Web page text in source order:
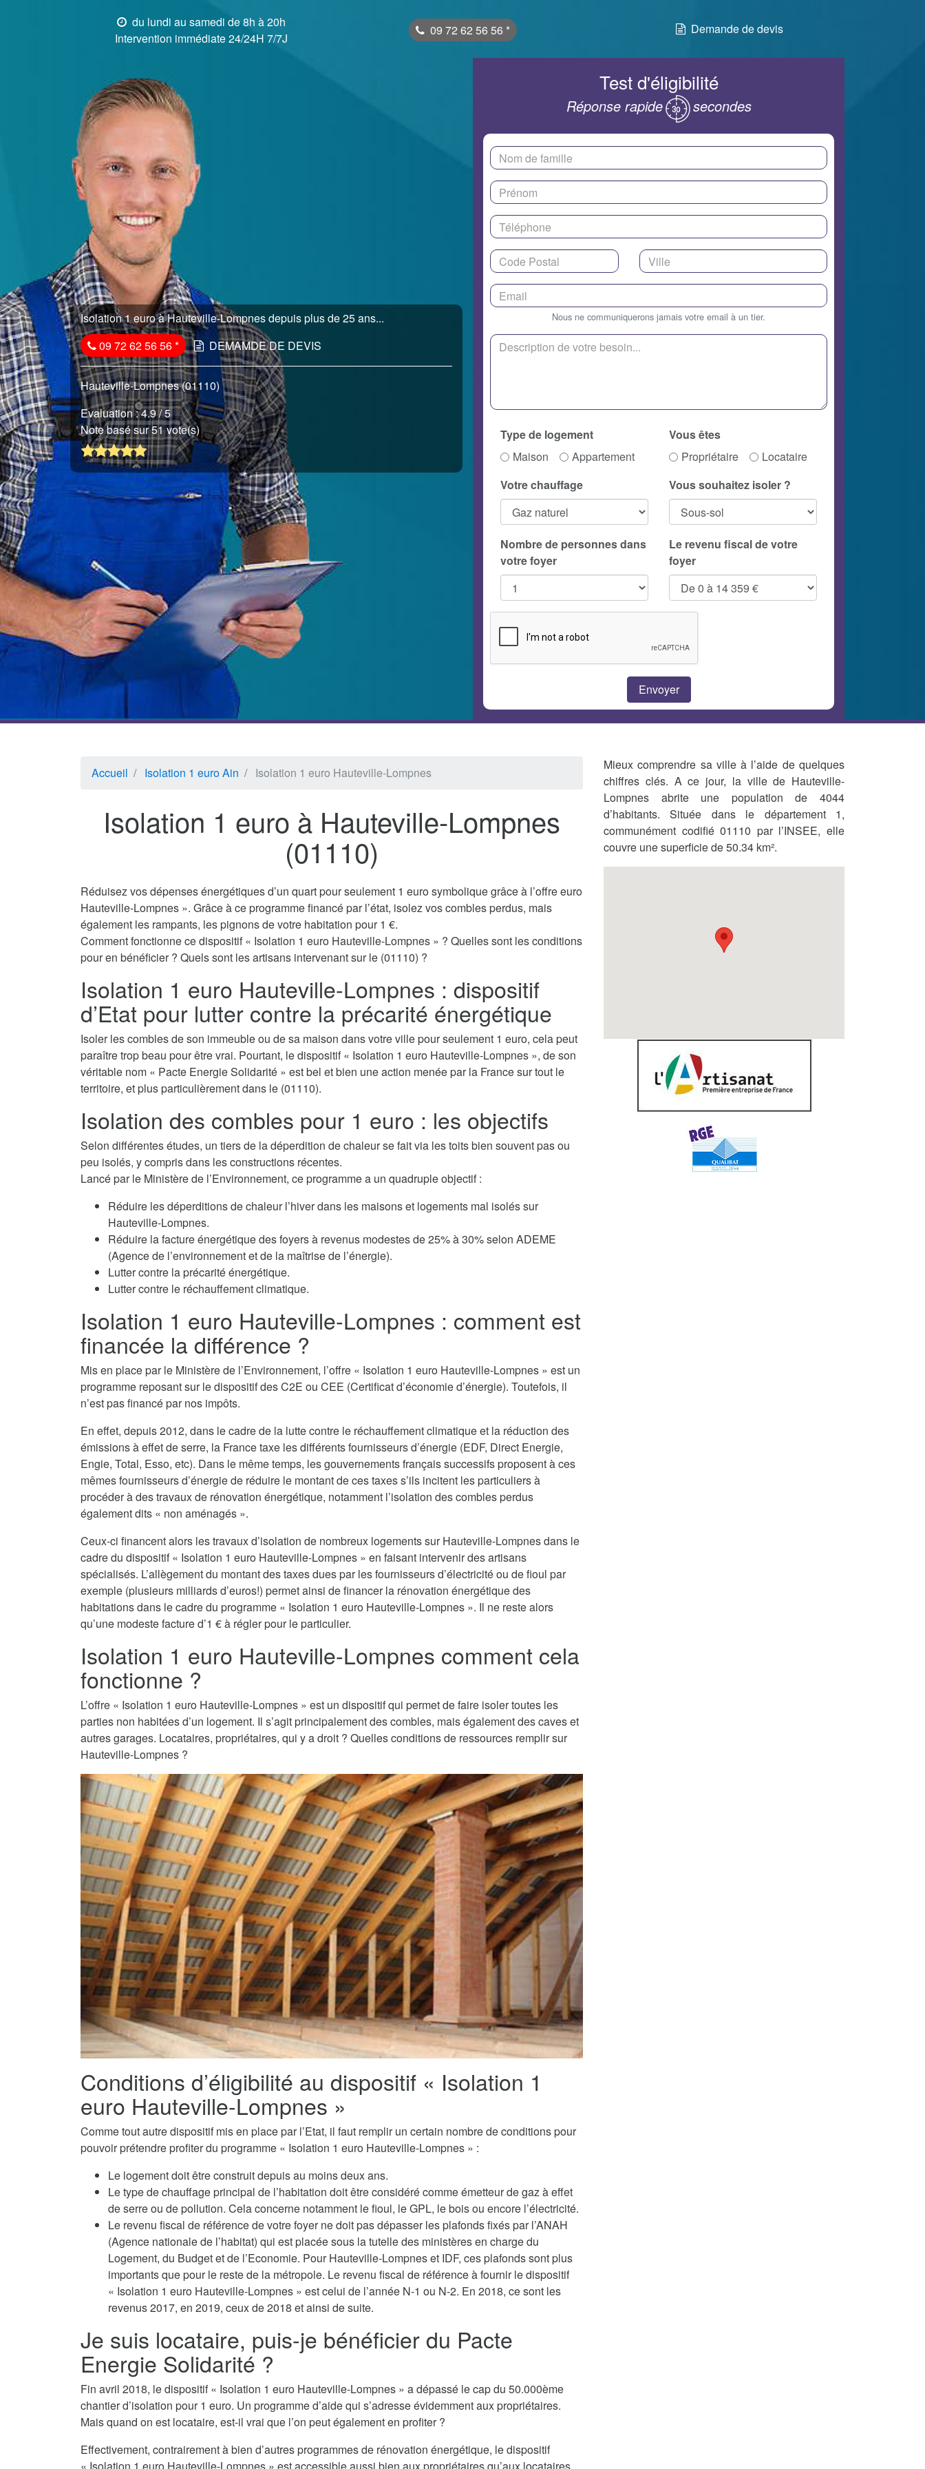
du lundi au samedi de 8h à 20h
Intervention immédiate 24/24H 7/7J
09 72 62 56 56 * Demande de devis
Isolation 1 euro à Hauteville-Lompnes depuis plus de 25 ans...
09 72 62 56 56* DEMAMDE DE DEVIS
Hauteville-Lompnes (01110)
Evaluation :4.9/ 5
Note basé sur 51 vote(s)
Test d'éligibilité
Réponse rapide secondes
Nous ne communiquerons jamais votre email à un tier.
Type de logement
Maison
Appartement
Vous êtes
Propriétaire
Locataire
Votre chauffage
Vous souhaitez isoler ?
Nombre de personnes dans
votre foyer
Le revenu fiscal de votre
foyer
Accueil Isolation 1 euro Ain Isolation 1 euro Hauteville-Lompnes
Isolation 1 euro à Hauteville-Lompnes
(01110)
Réduisez vos dépenses énergétiques d’un quart pour seulement 1 euro symbolique grâce à l’offre euro
Hauteville-Lompnes ». Grâce à ce programme financé par l’état, isolez vos combles perdus, mais
également les rampants, les pignons de votre habitation pour 1 €.
Comment fonctionne ce dispositif « Isolation 1 euro Hauteville-Lompnes » ? Quelles sont les conditions
pour en bénéficier ? Quels sont les artisans intervenant sur le (01110) ?
Isolation 1 euro Hauteville-Lompnes : dispositif
d’Etat pour lutter contre la précarité énergétique
Isoler les combles de son immeuble ou de sa maison dans votre ville pour seulement 1 euro, cela peut
paraître trop beau pour être vrai. Pourtant, le dispositif « Isolation 1 euro Hauteville-Lompnes », de son
véritable nom « Pacte Energie Solidarité » est bel et bien une action menée par la France sur tout le
territoire, et plus particulièrement dans le (01110).
Isolation des combles pour 1 euro : les objectifs
Selon différentes études, un tiers de la déperdition de chaleur se fait via les toits bien souvent pas ou
peu isolés, y compris dans les constructions récentes.
Lancé par le Ministère de l’Environnement, ce programme a un quadruple objectif :
Réduire les déperditions de chaleur l’hiver dans les maisons et logements mal isolés sur
Hauteville-Lompnes.
Réduire la facture énergétique des foyers à revenus modestes de 25% à 30% selon ADEME
(Agence de l’environnement et de la maîtrise de l’énergie).
Lutter contre la précarité énergétique.
Lutter contre le réchauffement climatique.
Isolation 1 euro Hauteville-Lompnes : comment est
financée la différence ?
Mis en place par le Ministère de l’Environnement, l’offre « Isolation 1 euro Hauteville-Lompnes » est un
programme reposant sur le dispositif des C2E ou CEE (Certificat d’économie d’énergie). Toutefois, il
n’est pas financé par nos impôts.
En effet, depuis 2012, dans le cadre de la lutte contre le réchauffement climatique et la réduction des
émissions à effet de serre, la France taxe les différents fournisseurs d’énergie (EDF, Direct Energie,
Engie, Total, Esso, etc). Dans le même temps, les gouvernements français successifs proposent à ces
mêmes fournisseurs d’énergie de réduire le montant de ces taxes s’ils incitent les particuliers à
procéder à des travaux de rénovation énergétique, notamment l’isolation des combles perdus
également dits « non aménagés ».
Ceux-ci financent alors les travaux d’isolation de nombreux logements sur Hauteville-Lompnes dans le
cadre du dispositif « Isolation 1 euro Hauteville-Lompnes » en faisant intervenir des artisans
spécialisés. L’allègement du montant des taxes dues par les fournisseurs d’électricité ou de fioul par
exemple (plusieurs milliards d’euros!) permet ainsi de financer la rénovation énergétique des
habitations dans le cadre du programme « Isolation 1 euro Hauteville-Lompnes ». Il ne reste alors
qu’une modeste facture d’1 € à régler pour le particulier.
Isolation 1 euro Hauteville-Lompnes comment cela
fonctionne ?
L’offre « Isolation 1 euro Hauteville-Lompnes » est un dispositif qui permet de faire isoler toutes les
parties non habitées d’un logement. Il s’agit principalement des combles, mais également des caves et
autres garages. Locataires, propriétaires, qui y a droit ? Quelles conditions de ressources remplir sur
Hauteville-Lompnes ?
Conditions d’éligibilité au dispositif « Isolation 1
euro Hauteville-Lompnes »
Comme tout autre dispositif mis en place par l’Etat, il faut remplir un certain nombre de conditions pour
pouvoir prétendre profiter du programme « Isolation 1 euro Hauteville-Lompnes » :
Le logement doit être construit depuis au moins deux ans.
Le type de chauffage principal de l’habitation doit être considéré comme émetteur de gaz à effet
de serre ou de pollution. Cela concerne notamment le fioul, le GPL, le bois ou encore l’électricité.
Le revenu fiscal de référence de votre foyer ne doit pas dépasser les plafonds fixés par l’ANAH
(Agence nationale de l’habitat) qui est placée sous la tutelle des ministères en charge du
Logement, du Budget et de l’Economie. Pour Hauteville-Lompnes et IDF, ces plafonds sont plus
importants que pour le reste de la métropole. Le revenu fiscal de référence à fournir le dispositif
« Isolation 1 euro Hauteville-Lompnes » est celui de l’année N-1 ou N-2. En 2018, ce sont les
revenus 2017, en 2019, ceux de 2018 et ainsi de suite.
Je suis locataire, puis-je bénéficier du Pacte
Energie Solidarité ?
Fin avril 2018, le dispositif « Isolation 1 euro Hauteville-Lompnes » a dépassé le cap du 50.000ème
chantier d’isolation pour 1 euro. Un programme d’aide qui s’adresse évidemment aux propriétaires.
Mais quand on est locataire, est-il vrai que l’on peut également en profiter ?
Effectivement, contrairement à bien d’autres programmes de rénovation énergétique, le dispositif
« Isolation 1 euro Hauteville-Lompnes » est accessible aussi bien aux propriétaires qu’aux locataires,
Mieux comprendre sa ville à l’aide de quelques
chiffres clés. A ce jour, la ville de Hauteville-
Lompnes abrite une population de 4044
d’habitants. Située dans le département 1,
communément codifié 01110 par l’INSEE, elle
couvre une superficie de 50.34 km².